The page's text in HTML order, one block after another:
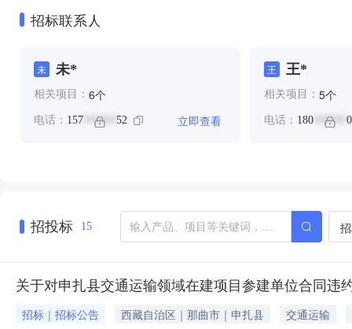
招标联系人
未 未*
相关项目： 6个
电话： 157 ****** 52 立即查看
王 王*
相关项目： 5个
电话： 180******
招投标 15
关于对申扎县交通运输领域在建项目参建单位合同违
招标｜招标公告 西藏自治区｜那曲市｜申扎县
交通运输